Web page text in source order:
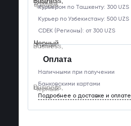
Курьером по Ташкенту: 300 UZS
Курьер по Узбекистану: 500 UZS
CDEK (Регионы): от 300 UZS
Оплата
Наличными при получении
Банковскими картами
Подробнее о доставке и оплате